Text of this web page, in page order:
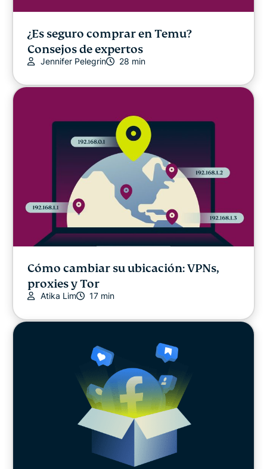
Latest
Otros
Trucos y consejos
Video
Win stuff!
¿Es seguro comprar en Temu?
Consejos de expertos
Jennifer Pelegrin 28 min
Cómo cambiar su ubicación: VPNs,
proxies y Tor
Atika Lim 17 min